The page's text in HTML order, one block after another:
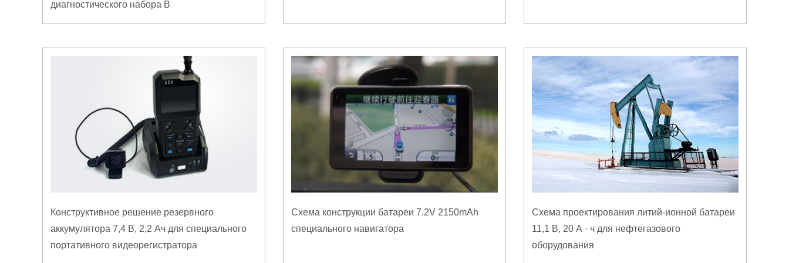
диагностического набора B
Конструктивное решение резервного
аккумулятора 7,4 В, 2,2 Ач для специального
портативного видеорегистратора
Схема конструкции батареи 7.2V 2150mAh
специального навигатора
Схема проектирования литий-ионной батареи
11,1 В, 20 А · ч для нефтегазового
оборудования